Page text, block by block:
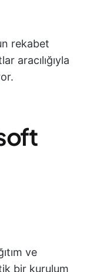
rekabet
aracılığıyla
ve
bir kurulum